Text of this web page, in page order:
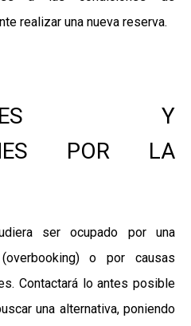
realizar una nueva reserva.
Y
POR LA
ser ocupado por una
o por causas
Contactará lo antes posible
una alternativa, poniendo